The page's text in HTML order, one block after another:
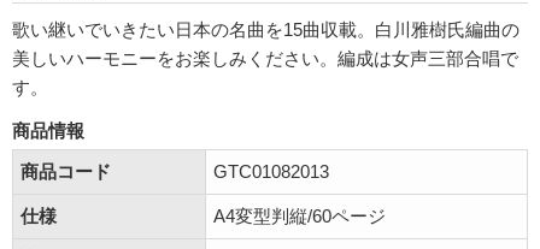
歌い継いでいきたい日本の名曲を15曲収載。白川雅樹氏編曲の
美しいハーモニーをお楽しみください。編成は女声三部合唱で
す。
商品情報
商品コード
GTC01082013
仕様 A4変型判縦/60ページ